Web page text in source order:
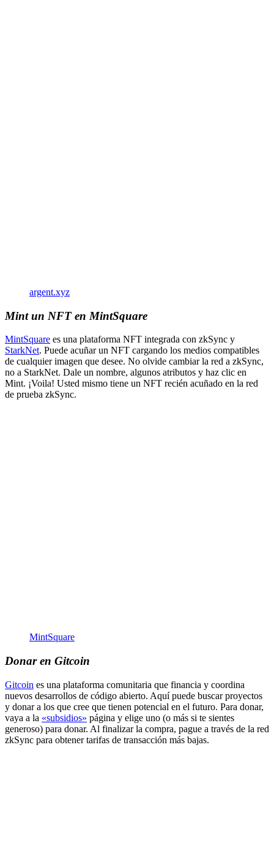
argent.xyz
Mint un NFT en MintSquare
MintSquare es una plataforma NFT integrada con zkSync y
StarkNet. Puede acuñar un NFT cargando los medios compatibles
de cualquier imagen que desee. No olvide cambiar la red a zkSync,
no a StarkNet. Dale un nombre, algunos atributos y haz clic en
Mint. ¡Voila! Usted mismo tiene un NFT recién acuñado en la red
de prueba zkSync.
MintSquare
Donar en Gitcoin
Gitcoin es una plataforma comunitaria que financia y coordina
nuevos desarrollos de código abierto. Aquí puede buscar proyectos
y donar a los que cree que tienen potencial en el futuro. Para donar,
vaya a la «subsidios» página y elige uno (o más si te sientes
generoso) para donar. Al finalizar la compra, pague a través de la red
zkSync para obtener tarifas de transacción más bajas.